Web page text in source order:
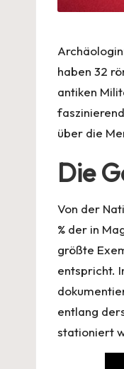
haben 32
antiken
über die
Die
Von der
% der in
größte
entspricht.
entlang
stationiert